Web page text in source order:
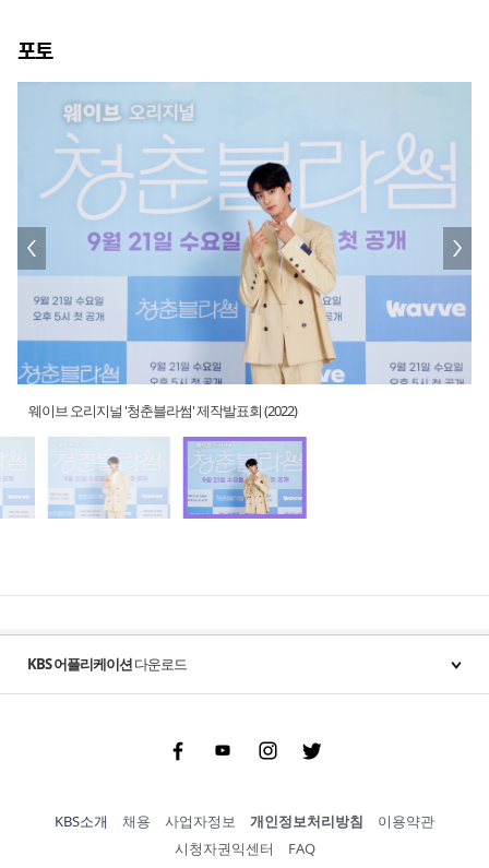
포토
웨이브 오리지널 '청춘블라썸' 제작발표회 (2022)
KBS 어플리케이션다운로드
FacebookYoutubeInstgram Twitter
KBS소개 채용 사업자정보 개인정보처리방침
이용약관
시청자권익센터
FAQ